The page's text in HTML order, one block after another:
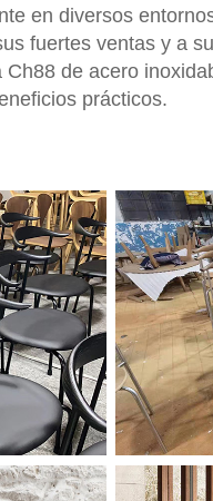
en diversos
fuertes ventas y a
de acero
prácticos.